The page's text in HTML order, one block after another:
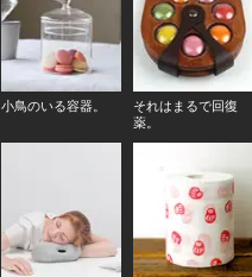
小鳥のいる容器。
それはまるで回復
薬。